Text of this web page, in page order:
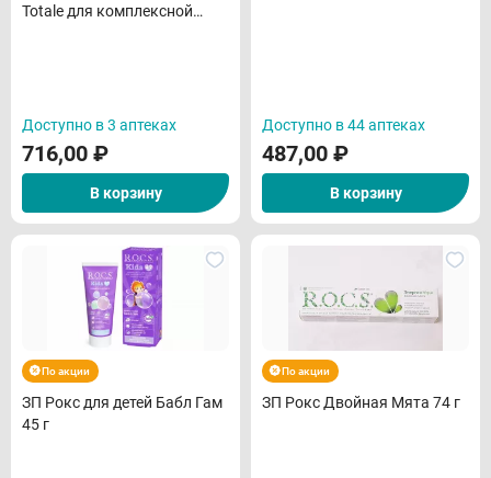
Totale для комплексной
Доступно в 3 аптеках
716,00 ₽
В корзину
Доступно в 44 аптеках
487,00 ₽
В корзину
По акции
ЗП Рокс для детей Бабл Гам
45 г
По акции
ЗП Рокс Двойная Мята 74 г